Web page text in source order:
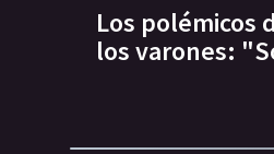
Los polémicos
los varones: